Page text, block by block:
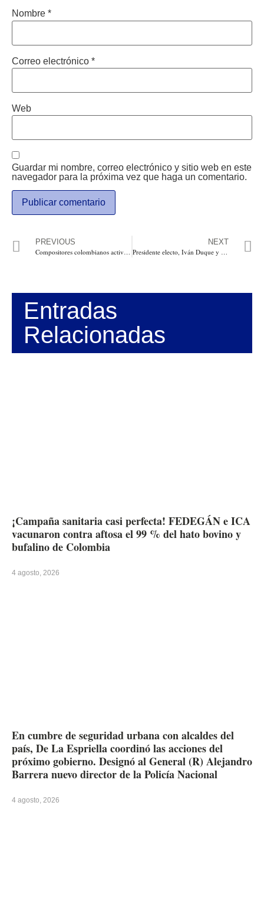
Nombre *
Correo electrónico *
Web
Guardar mi nombre, correo electrónico y sitio web en este
navegador para la próxima vez que haga un comentario.
PREVIOUS
Compositores colombianos activan campaña para que el recaudo de sus obras sea pagado a SAYCO
NEXT
Presidente electo, Iván Duque y Vice presidente Martha Lucía Ramírez recibieron sus credenciales este lunes
Entradas
Relacionadas
¡Campaña sanitaria casi perfecta! FEDEGÁN e ICA
vacunaron contra aftosa el 99 % del hato bovino y
bufalino de Colombia
4 agosto, 2026
En cumbre de seguridad urbana con alcaldes del
país, De La Espriella coordinó las acciones del
próximo gobierno. Designó al General (R) Alejandro
Barrera nuevo director de la Policía Nacional
4 agosto, 2026